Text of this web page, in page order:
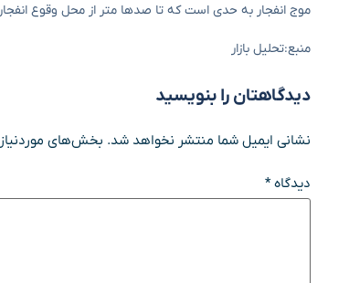
موج انفجار به حدی است که تا صدها متر از محل وقوع
منبع:تحلیل بازار
دیدگاهتان را بنویسید
نشانی ایمیل شما منتشر نخواهد شد. بخش‌های
دیدگاه*